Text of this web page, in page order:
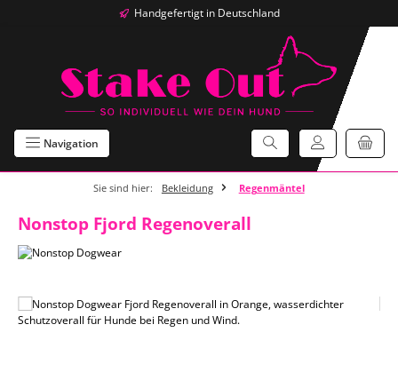
Zum Hauptinhalt springenHandgefertigt in Deutschland
Navigation
Sie sind hier: Bekleidung Regenmäntel
Nonstop Fjord Regenoverall
Bildergalerie überspringen